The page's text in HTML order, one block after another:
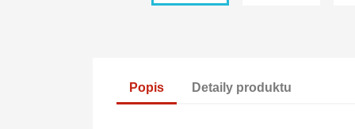
Popis Detaily produktu